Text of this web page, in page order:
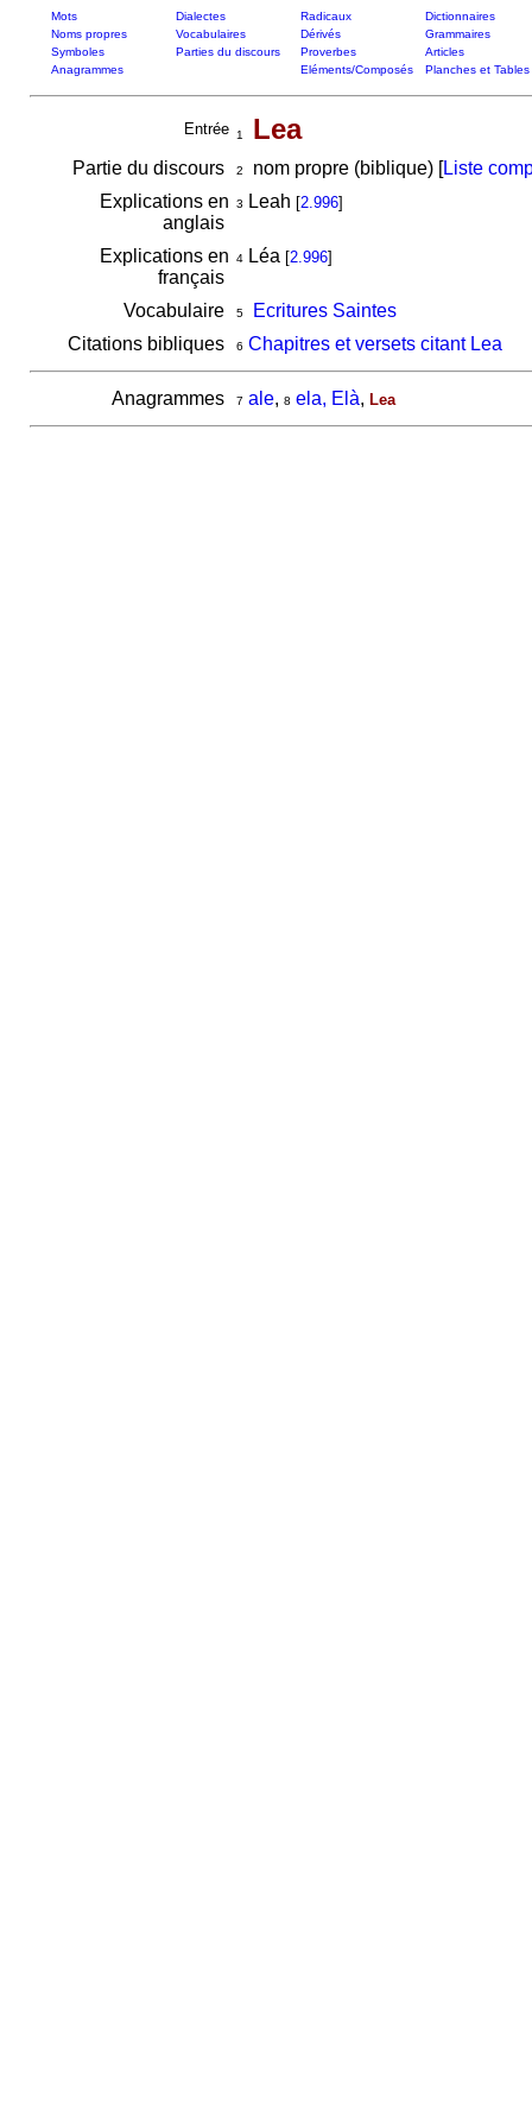
Mots Dialectes Radicaux
Dictionnaires
Noms propres
Vocabulaires Dérivés
Grammaires
Symboles
Parties du discours Proverbes
Articles
Anagrammes
Eléments/Composés Planches et Tables
Entrée 1 Lea
Partie du discours 2 nom propre (biblique) [Liste
Explications en
anglais
3 Leah [2.996]
Explications en
français
4Léa [2.996]
Vocabulaire 5
Ecritures Saintes
Citations bibliques
6 Chapitres et versets citant Lea
Anagrammes 7 ale, 8 ela, Elà, Lea